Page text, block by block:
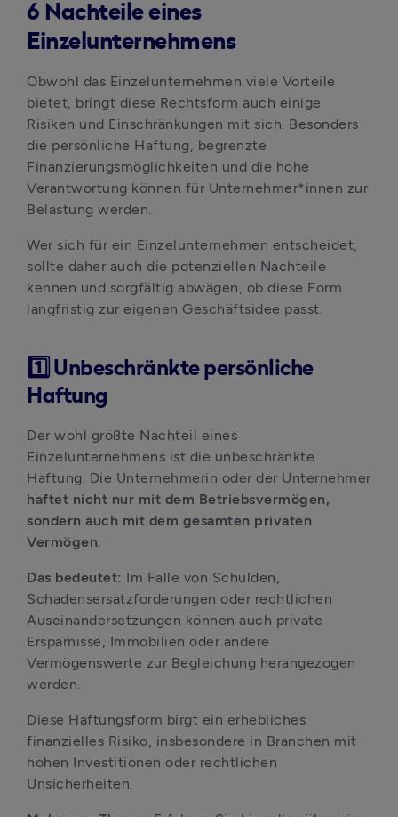
6 Nachteile eines
Einzelunternehmens
Obwohl das Einzelunternehmen viele Vorteile
bietet, bringt diese Rechtsform auch einige
Risiken und Einschränkungen mit sich. Besonders
die persönliche Haftung, begrenzte
Finanzierungsmöglichkeiten und die hohe
Verantwortung können für Unternehmer*innen zur
Belastung werden.
Wer sich für ein Einzelunternehmen entscheidet,
sollte daher auch die potenziellen Nachteile
kennen und sorgfältig abwägen, ob diese Form
langfristig zur eigenen Geschäftsidee passt.
1️⃣ Unbeschränkte persönliche
Haftung
Der wohl größte Nachteil eines
Einzelunternehmens ist die unbeschränkte
haftet nicht nur mit dem Betriebsvermögen,
sondern auch mit dem gesamten privaten
Vermögen.
Das bedeutet: Im Falle von Schulden,
Schadensersatzforderungen oder rechtlichen
Auseinandersetzungen können auch private
Ersparnisse, Immobilien oder andere
Vermögenswerte zur Begleichung herangezogen
werden.
Diese Haftungsform birgt ein erhebliches
finanzielles Risiko, insbesondere in Branchen mit
hohen Investitionen oder rechtlichen
Unsicherheiten.